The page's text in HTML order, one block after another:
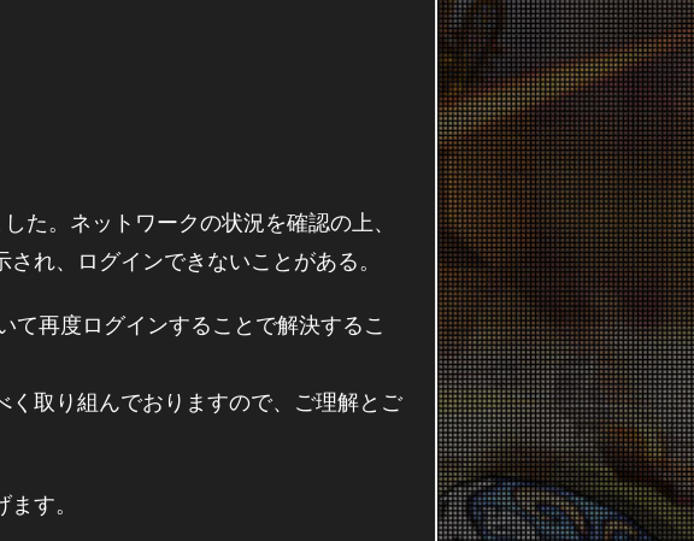
た。ネットワークの状況を確認の上、
れ、ログインできないことがある。
て再度ログインすることで解決するこ
取り組んでおりますので、ご理解とご
す。